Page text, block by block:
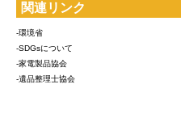
関連リンク
-環境省
-SDGsについて
-家電製品協会
-遺品整理士協会